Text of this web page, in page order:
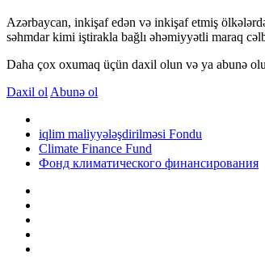
Azərbaycan, inkişaf edən və inkişaf etmiş
səhmdar kimi iştirakla bağlı əhəmiyyətli maraq
Daha çox oxumaq üçün daxil olun və ya abunə
Daxil ol Abunə ol
iqlim maliyyələşdirilməsi Fondu
Climate Finance Fund
Фонд климатического финансирования